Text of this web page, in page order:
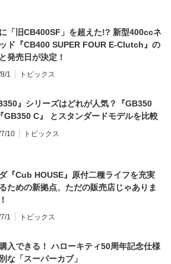
「旧CB400SF」を超えた!? 新型400ccネ
ド『CB400 SUPER FOUR E-Clutch』の
発売日が決定！
1 トピックス
』シリーズはどれが人気？『GB350
GB350 C』 とスタンダードモデルを比較
10 トピックス
『Cub HOUSE』原付二種ライフを充実
ための新拠点、ただの販売店じゃありま
1 トピックス
入できる！ ハローキティ50周年記念仕様
な「スーパーカブ」